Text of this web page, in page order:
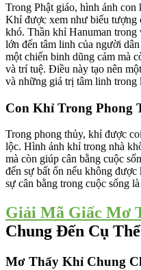
Trong Phật giáo, hình ảnh con
Khỉ được xem như biểu tượng
khó. Thần khỉ Hanuman
lớn đến tâm linh của người
một chiến binh dũng cảm mà
và trí tuệ. Điều này tạo nên
và những giá trị tâm linh trong
Con Khỉ Trong Phong
Trong phong thủy, khỉ được
lộc. Hình ảnh khỉ trong nhà
mà còn giúp cân bằng cuộc
đến sự bất ổn nếu không
sự cân bằng trong cuộc sống
Giải Mã Giấc Mơ
Chung Đến Cụ Thể
Mơ Thấy Khỉ Chung